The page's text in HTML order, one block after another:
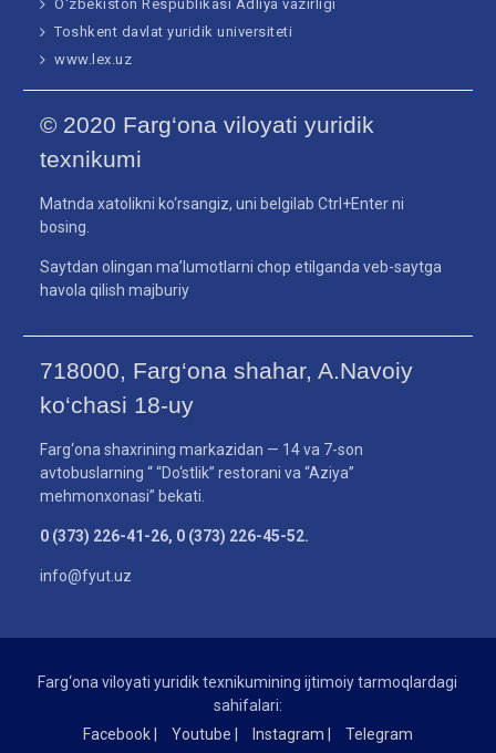
O‘zbekiston Respublikasi Adliya vazirligi
Toshkent davlat yuridik universiteti
www.lex.uz
© 2020 Farg‘ona viloyati yuridik
texnikumi
Matnda xatolikni ko‘rsangiz, uni belgilab Ctrl+Enter ni
bosing.
Saytdan olingan ma’lumotlarni chop etilganda veb-saytga
havola qilish majburiy
718000, Farg‘ona shahar, A.Navoiy
ko‘chasi 18-uy
Farg‘ona shaxrining markazidan — 14 va 7-son
avtobuslarning “ “Do‘stlik” restorani va “Aziya”
mehmonxonasi” bekati.
0 (373) 226-41-26, 0 (373) 226-45-52.
info@fyut.uz
Farg‘ona viloyati yuridik texnikumining ijtimoiy tarmoqlardagi
sahifalari:
Facebook |
Youtube | Instagram | Telegram